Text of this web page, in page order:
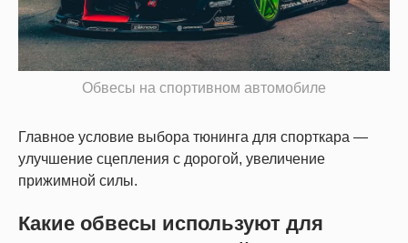
Обвесы на спортивном автомобиле
Главное условие выбора тюнинга для спорткара —
улучшение сцепления с дорогой, увеличение
прижимной силы.
Какие обвесы используют для